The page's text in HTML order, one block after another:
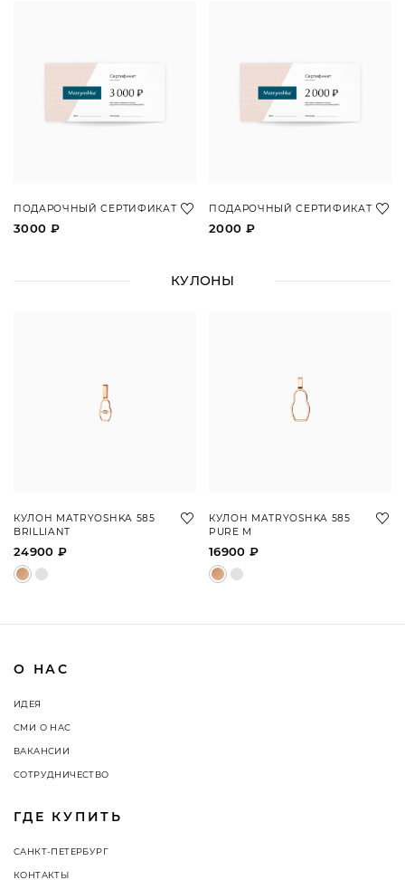
ПОДАРОЧНЫЙ СЕРТИФИКАТ
3000 ₽
ПОДАРОЧНЫЙ СЕРТИФИКАТ
2000 ₽
КУЛОНЫ
КУЛОН MATRYOSHKA 585
BRILLIANT
24900 ₽
КУЛОН MATRYOSHKA 585
PURE M
16900 ₽
О НАС
ИДЕЯ
СМИ О НАС
ВАКАНСИИ
СОТРУДНИЧЕСТВО
ГДЕ КУПИТЬ
САНКТ-ПЕТЕРБУРГ
КОНТАКТЫ